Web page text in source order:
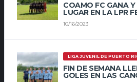
COAMO FC GANA
LUGAR EN LA LPR
10/16/2023
LIGA JUVENIL DE PUERTO
FIN DE SEMANA
GOLES EN LAS